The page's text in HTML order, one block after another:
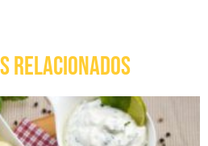
RELACIONADOS